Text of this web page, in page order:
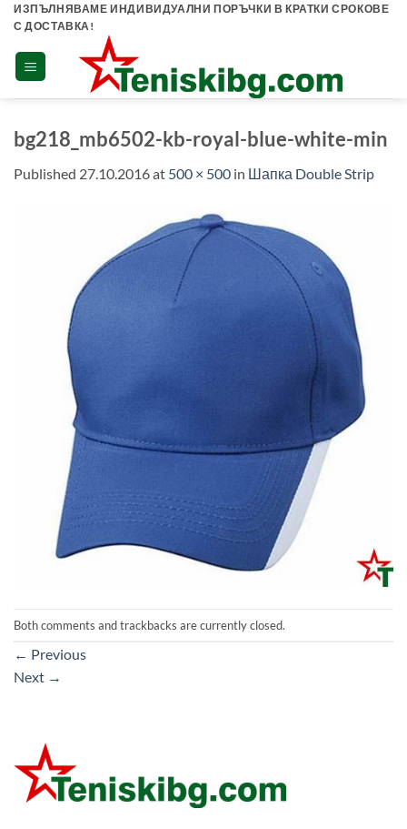
Skip
content
ИЗПЪЛНЯВАМЕ ИНДИВИДУАЛНИ ПОРЪЧКИ В КРАТКИ СРОКОВЕ
С ДОСТАВКА!
bg218_mb6502-kb-royal-blue-white-min
Published 27.10.2016at 500 × 500 in Шапка Double Strip
Both comments and trackbacks are currently closed.
← Previous
Next →